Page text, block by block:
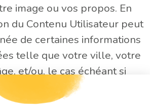
image ou vos propos. En
du Contenu Utilisateur peut
de certaines informations
telle que votre ville, votre
et/ou, le cas échéant si
autorisé pour ce
permettant votre